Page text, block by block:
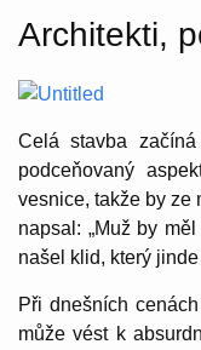
Architekti,
Celá stavba
podceňovaný
vesnice, takže by ze
napsal: „Muž by
našel klid, který jinde
Při dnešních
může vést k